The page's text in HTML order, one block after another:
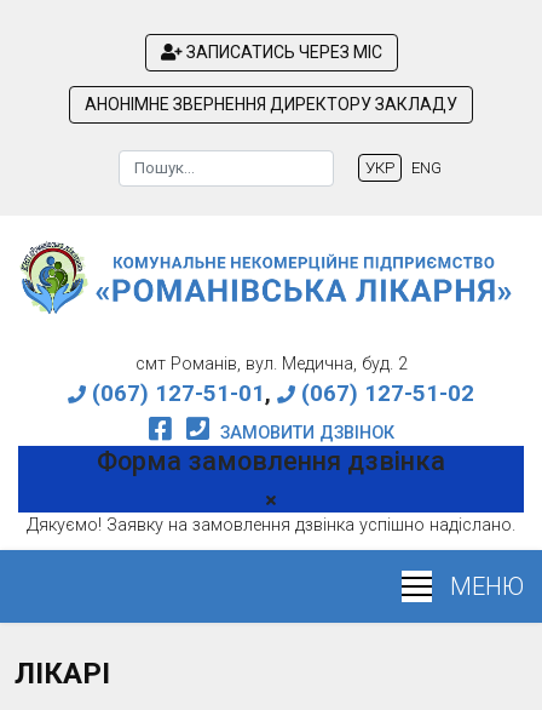
ЗАПИСАТИСЬ ЧЕРЕЗ МІС
АНОНІМНЕ ЗВЕРНЕННЯ ДИРЕКТОРУ ЗАКЛАДУ
Пошук
УКР ENG
смт Романів, вул. Медична, буд. 2
(067) 127-51-01, (067) 127-51-02
ЗАМОВИТИ ДЗВІНОК
Форма замовлення дзвінка
Дякуємо! Заявку на замовлення дзвінка успішно надіслано.
ЛІКАРІ